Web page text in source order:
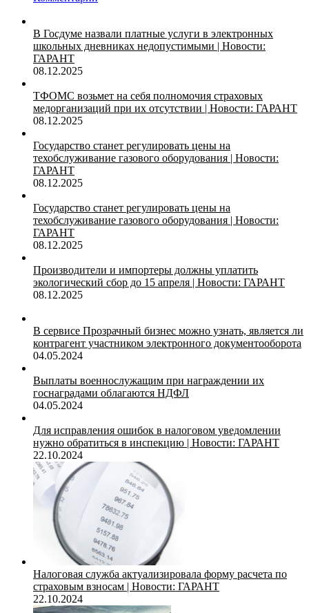
В Госдуме назвали платные услуги в электронных
школьных дневниках недопустимыми | Новости:
ГАРАНТ
08.12.2025
ТФОМС возьмет на себя полномочия страховых
медорганизаций при их отсутствии | Новости: ГАРАНТ
08.12.2025
Государство станет регулировать цены на
техобслуживание газового оборудования | Новости:
ГАРАНТ
08.12.2025
Государство станет регулировать цены на
техобслуживание газового оборудования | Новости:
ГАРАНТ
08.12.2025
Производители и импортеры должны уплатить
экологический сбор до 15 апреля | Новости: ГАРАНТ
08.12.2025
В сервисе Прозрачный бизнес можно узнать, является ли
контрагент участником электронного документооборота
04.05.2024
Выплаты военнослужащим при награждении их
госнаградами облагаются НДФЛ
04.05.2024
Для исправления ошибок в налоговом уведомлении
нужно обратиться в инспекцию | Новости: ГАРАНТ
22.10.2024
Налоговая служба актуализировала форму расчета по
страховым взносам | Новости: ГАРАНТ
22.10.2024